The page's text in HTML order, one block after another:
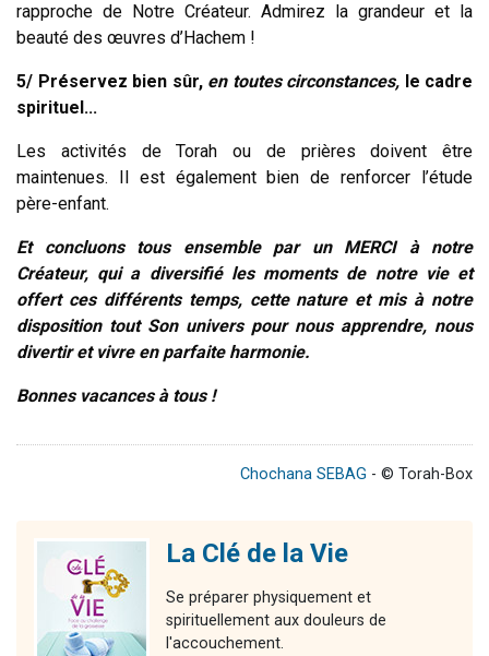
rapproche de Notre Créateur. Admirez la grandeur et la
beauté des œuvres d’Hachem !
5/ Préservez bien sûr, en toutes circonstances, le cadre
spirituel...
Les activités de Torah ou de prières doivent être
maintenues. Il est également bien de renforcer l’étude
père-enfant.
Et concluons tous ensemble par un MERCI à notre
Créateur, qui a diversifié les moments de notre vie et
offert ces différents temps, cette nature et mis à notre
disposition tout Son univers pour nous apprendre, nous
divertir et vivre en parfaite harmonie.
Bonnes vacances à tous !
Chochana SEBAG - © Torah-Box
La Clé de la Vie
Se préparer physiquement et
spirituellement aux douleurs de
l'accouchement.